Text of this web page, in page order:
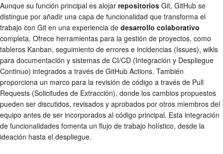
Aunque su función principal es alojar repositorios Git, GitHub se
distingue por añadir una capa de funcionalidad que transforma el
trabajo con Git en una experiencia de desarrollo colaborativo
completa. Ofrece herramientas para la gestión de proyectos, como
tableros Kanban, seguimiento de errores e incidencias (Issues), wikis
para documentación y sistemas de CI/CD (Integración y Despliegue
Continuo) integrados a través de GitHub Actions. También
proporciona un marco para la revisión de código a través de Pull
Requests (Solicitudes de Extracción), donde los cambios propuestos
pueden ser discutidos, revisados y aprobados por otros miembros del
equipo antes de ser incorporados al código principal. Esta integración
de funcionalidades fomenta un flujo de trabajo holístico, desde la
ideación hasta el despliegue.